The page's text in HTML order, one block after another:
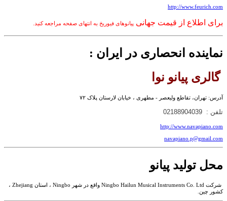
http://www.feurich.com
برای اطلاع از قیمت جهانی پیانوهای فیوریخ به انتهای صفحه مراجعه کنید.
نماینده انحصاری در ایران :
گالری پیانو نوا
آدرس: تهران، تقاطع ولیعصر - مطهری ، خیابان لارستان پلاک ۷۲
تلفن : 02188904039
http://www.navapiano.com
navapiano.p@gmail.com
محل تولید پیانو
شرکت Ningbo Hailun Musical Instruments Co. Ltd واقع در شهر Ningbo ،‌ استان Zhejiang ،
کشور چین.